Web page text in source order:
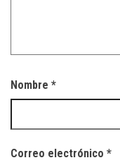
Nombre *
Correo electrónico *